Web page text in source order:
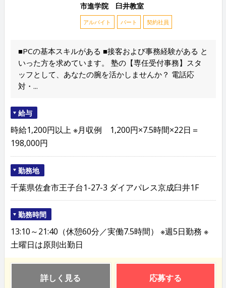
市進学院 臼井教室
アルバイト パート 契約社員
■PCの基本スキルがある ■接客および事務経験がある と
いった方を求めています。 塾の【専任受付事務】スタ
ッフとして、あなたの腕を活かしませんか？ 電話応
対・...
給与
時給1,200円以上 ※月収例 1,200円×7.5時間×22日＝
198,000円
勤務地
千葉県佐倉市王子台1-27-3 ダイアパレス京成臼井1F
勤務時間
13:10～21:40（休憩60分／実働7.5時間） ※週5日勤務 ※
土曜日は原則出勤日
詳しく見る 応募する